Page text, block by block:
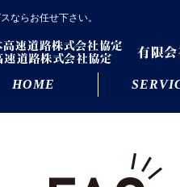
ならお任せ下さい。
HOME